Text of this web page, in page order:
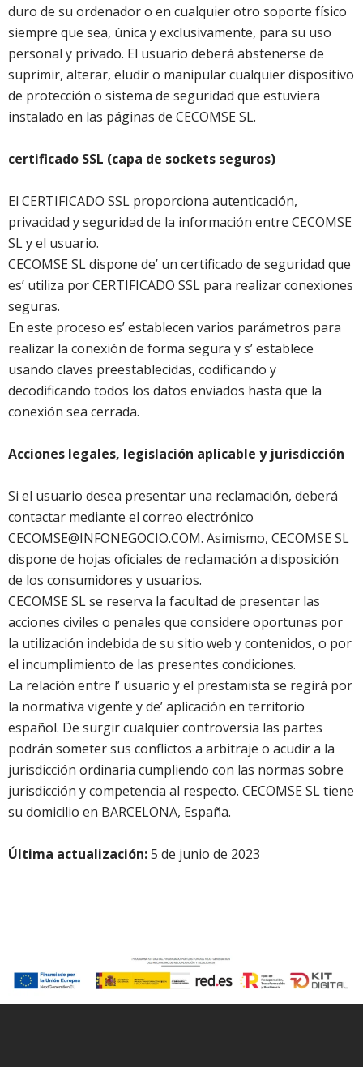
duro de su ordenador o en cualquier otro soporte físico
siempre que sea, única y exclusivamente, para su uso
personal y privado. El usuario deberá abstenerse de
suprimir, alterar, eludir o manipular cualquier dispositivo
de protección o sistema de seguridad que estuviera
instalado en las páginas de CECOMSE SL.
certificado SSL (capa de sockets seguros)
El CERTIFICADO SSL proporciona autenticación,
privacidad y seguridad de la información entre CECOMSE
SL y el usuario.
CECOMSE SL dispone de’ un certificado de seguridad que
es’ utiliza por CERTIFICADO SSL para realizar conexiones
seguras.
En este proceso es’ establecen varios parámetros para
realizar la conexión de forma segura y s’ establece
usando claves preestablecidas, codificando y
decodificando todos los datos enviados hasta que la
conexión sea cerrada.
Acciones legales, legislación aplicable y jurisdicción
Si el usuario desea presentar una reclamación, deberá
contactar mediante el correo electrónico
CECOMSE@INFONEGOCIO.COM. Asimismo, CECOMSE SL
dispone de hojas oficiales de reclamación a disposición
de los consumidores y usuarios.
CECOMSE SL se reserva la facultad de presentar las
acciones civiles o penales que considere oportunas por
la utilización indebida de su sitio web y contenidos, o por
el incumplimiento de las presentes condiciones.
La relación entre l’ usuario y el prestamista se regirá por
la normativa vigente y de’ aplicación en territorio
español. De surgir cualquier controversia las partes
podrán someter sus conflictos a arbitraje o acudir a la
jurisdicción ordinaria cumpliendo con las normas sobre
jurisdicción y competencia al respecto. CECOMSE SL tiene
su domicilio en BARCELONA, España.
Última actualización:5 de junio de 2023